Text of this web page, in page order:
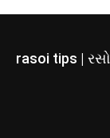
rasoi tips |